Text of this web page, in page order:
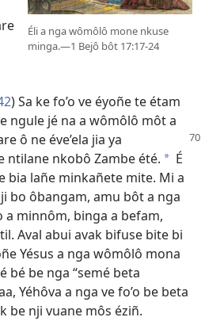
Éli a nga wômôlô mone nkuse
minga.​—1 Bejô bôt 17:17-24
) Sa ke fo’o ve éyoñe te étam
ngule jé na a wômôlô môt a
ô ne éve’ela jia ya
ntilane nkobô Zambe été. a É
bia lañe minkañete mite. Mi a
bo ôbangam, amu bôt a nga
minnôm, binga a befam,
Aval abui avak bifuse bite bi
Yésus a nga wômôlô mona
bé be nga “semé beta
Yéhôva a nga ve fo’o be beta
be nji vuane môs éziñ.